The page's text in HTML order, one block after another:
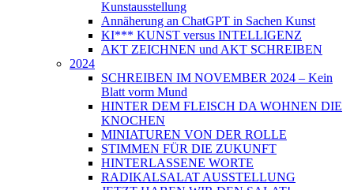
Kunstausstellung
Annäherung an ChatGPT in Sachen Kunst
KI*** KUNST versus INTELLIGENZ
AKT ZEICHNEN und AKT SCHREIBEN
2024
SCHREIBEN IM NOVEMBER 2024 – Kein
Blatt vorm Mund
HINTER DEM FLEISCH DA WOHNEN DIE
KNOCHEN
MINIATUREN VON DER ROLLE
STIMMEN FÜR DIE ZUKUNFT
HINTERLASSENE WORTE
RADIKALSALAT AUSSTELLUNG